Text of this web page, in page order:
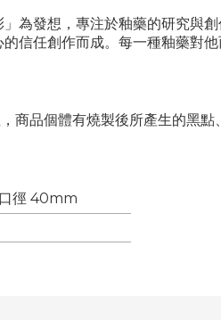
為發想，專注於釉藥的研究與
的信任創作而成。每一種釉藥對
商品個體有燒製後所產生的黑
徑 40mm